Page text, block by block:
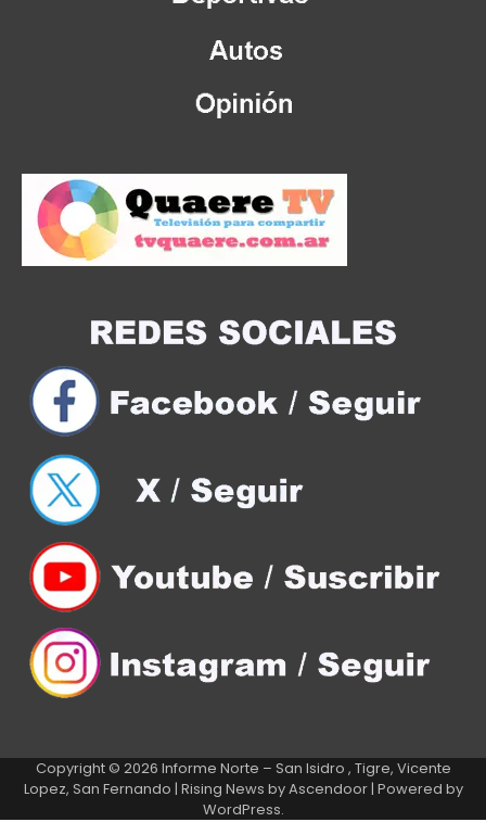
Copyright © 2026 Informe Norte – San Isidro , Tigre, Vicente
Lopez, San Fernando | Rising News byAscendoor| Powered by
WordPress.